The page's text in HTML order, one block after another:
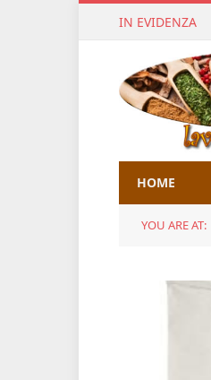
IN EVIDENZA
HOME
YOU ARE AT: